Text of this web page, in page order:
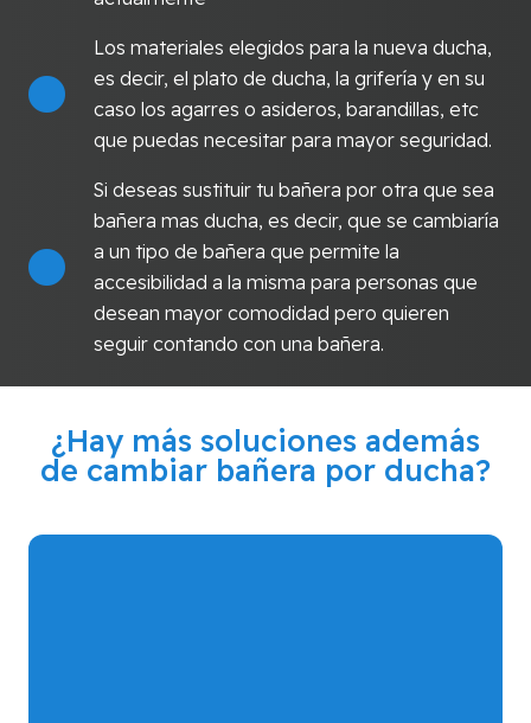
Los materiales elegidos para la nueva ducha,
es decir, el plato de ducha, la grifería y en su
caso los agarres o asideros, barandillas, etc
que puedas necesitar para mayor seguridad.
Si deseas sustituir tu bañera por otra que sea
bañera mas ducha, es decir, que se cambiaría
a un tipo de bañera que permite la
accesibilidad a la misma para personas que
desean mayor comodidad pero quieren
seguir contando con una bañera.
¿Hay más soluciones además
de cambiar bañera por ducha?